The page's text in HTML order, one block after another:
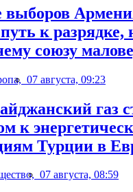
выборов
к разрядке,
союзу
07 августа, 09:23
газ
к
Турции в
07 августа, 08:59